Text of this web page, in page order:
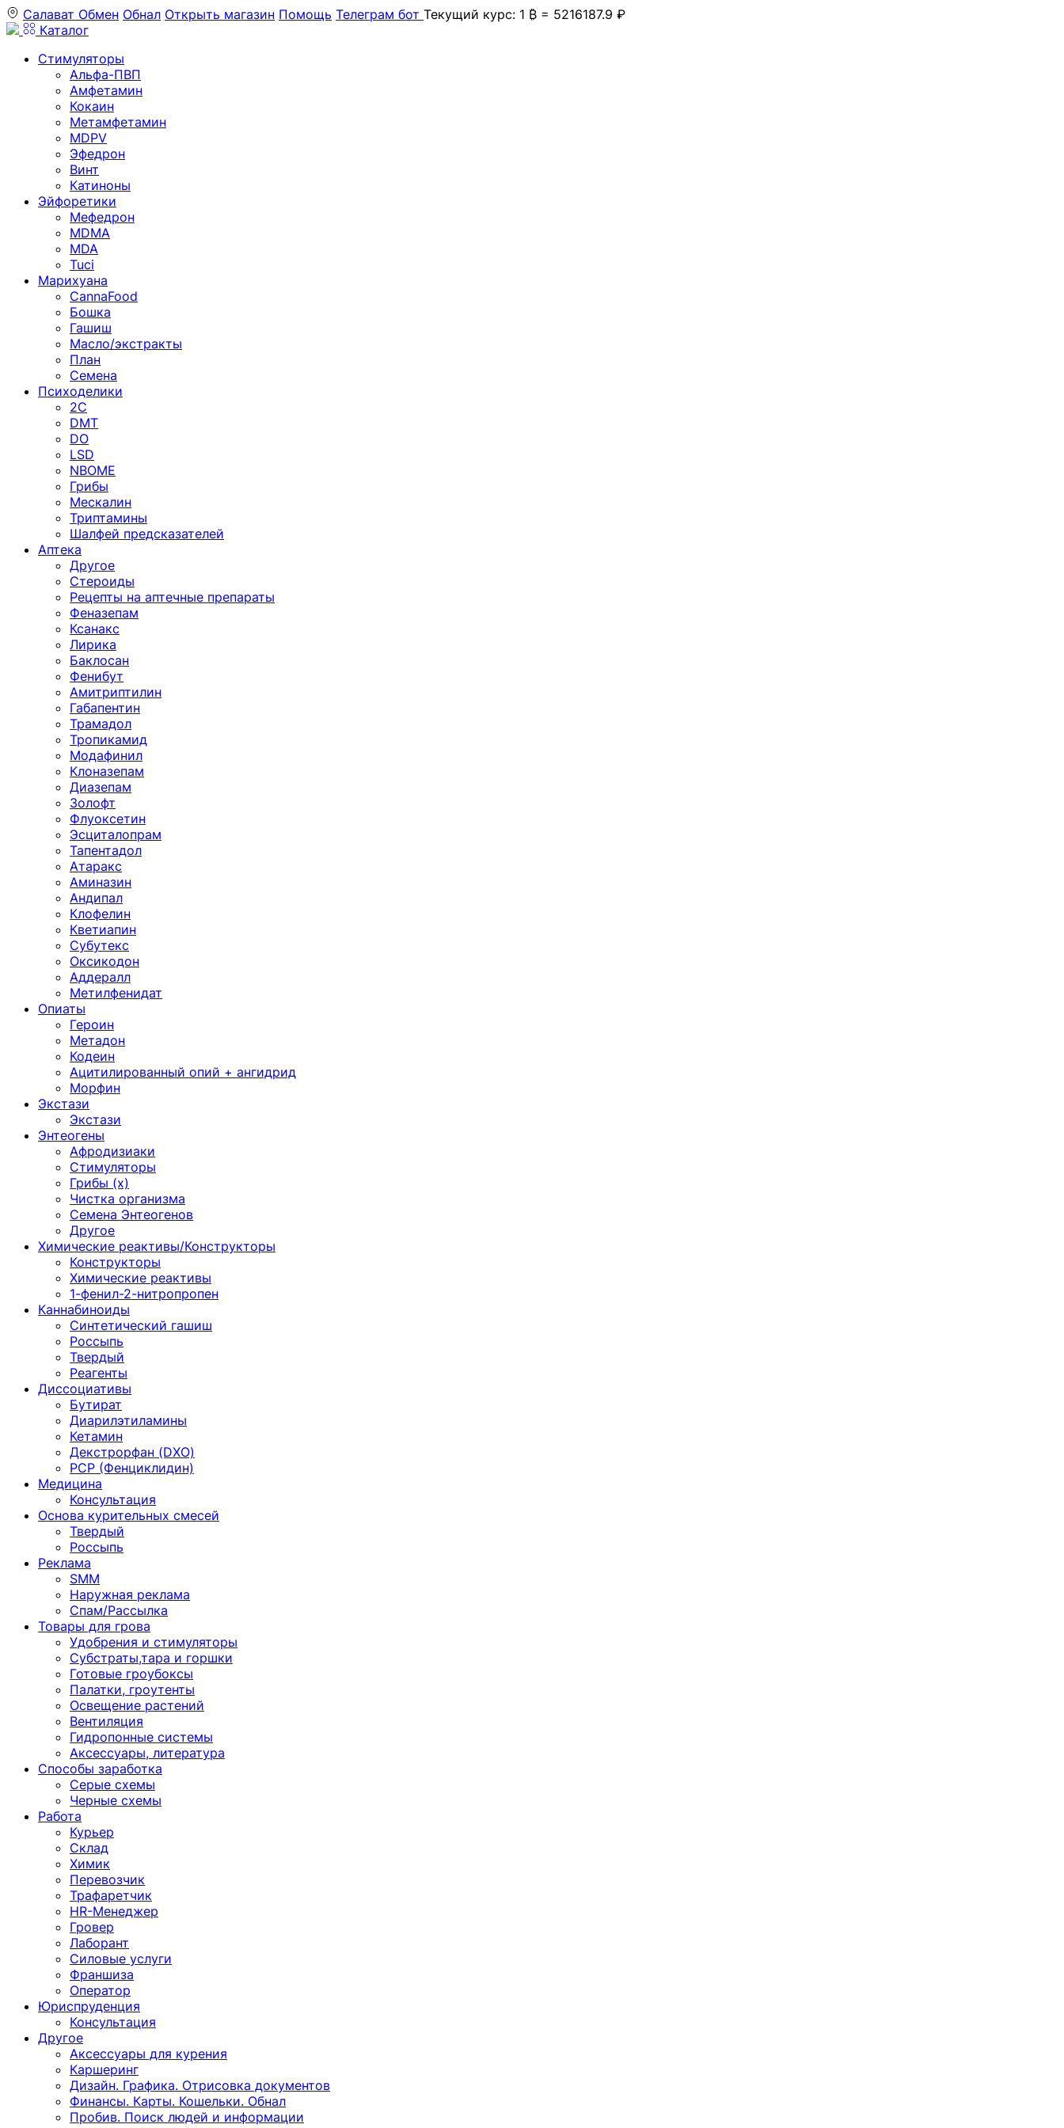
Салават Обмен Обнал Открыть магазин Помощь Телеграм бот Текущий курс: 1 ₿ = 5216187.9 ₽
Каталог
Стимуляторы
Альфа-ПВП
Амфетамин
Кокаин
Метамфетамин
MDPV
Эфедрон
Винт
Катиноны
Эйфоретики
Мефедрон
MDMA
MDA
Tuci
Марихуана
CannaFood
Бошка
Гашиш
Масло/экстракты
План
Семена
Психоделики
2C
DMT
DO
LSD
NBOME
Грибы
Мескалин
Триптамины
Шалфей предсказателей
Аптека
Другое
Стероиды
Рецепты на аптечные препараты
Феназепам
Ксанакс
Лирика
Баклосан
Фенибут
Амитриптилин
Габапентин
Трамадол
Тропикамид
Модафинил
Клоназепам
Диазепам
Золофт
Флуоксетин
Эсциталопрам
Тапентадол
Атаракс
Аминазин
Андипал
Клофелин
Кветиапин
Субутекс
Оксикодон
Аддералл
Метилфенидат
Опиаты
Героин
Метадон
Кодеин
Ацитилированный опий + ангидрид
Морфин
Экстази
Экстази
Энтеогены
Афродизиаки
Стимуляторы
Грибы (х)
Чистка организма
Семена Энтеогенов
Другое
Химические реактивы/Конструкторы
Конструкторы
Химические реактивы
1-фенил-2-нитропропен
Каннабиноиды
Синтетический гашиш
Россыпь
Твердый
Реагенты
Диссоциативы
Бутират
Диарилэтиламины
Кетамин
Декстрорфан (DXO)
PCP (Фенциклидин)
Медицина
Консультация
Основа курительных смесей
Твердый
Россыпь
Реклама
SMM
Наружная реклама
Спам/Рассылка
Товары для грова
Удобрения и стимуляторы
Субстраты,тара и горшки
Готовые гроубоксы
Палатки, гроутенты
Освещение растений
Вентиляция
Гидропонные системы
Аксессуары, литература
Способы заработка
Серые схемы
Черные схемы
Работа
Курьер
Склад
Химик
Перевозчик
Трафаретчик
HR-Менеджер
Гровер
Лаборант
Силовые услуги
Франшиза
Оператор
Юриспруденция
Консультация
Другoе
Аксессуары для курения
Каршеринг
Дизайн. Графика. Отрисовка документов
Финансы. Карты. Кошельки. Обнал
Пробив. Поиск людей и информации